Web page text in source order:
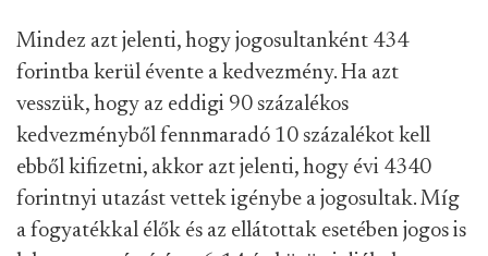
Mindez azt jelenti, hogy jogosultanként 434
forintba kerül évente a kedvezmény. Ha azt
vesszük, hogy az eddigi 90 százalékos
kedvezményből fennmaradó 10 százalékot kell
ebből kifizetni, akkor azt jelenti, hogy évi 4340
forintnyi utazást vettek igénybe a jogosultak. Míg
a fogyatékkal élők és az ellátottak esetében jogos is